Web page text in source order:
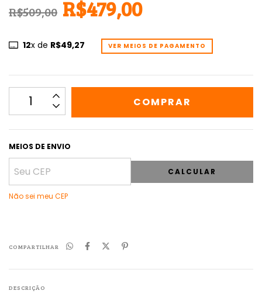
R$509,00 R$479,00
12x de R$49,27 VER MEIOS DE PAGAMENTO
MEIOS DE ENVIO
CALCULAR
Não sei meu CEP
COMPARTILHAR
DESCRIÇÃO